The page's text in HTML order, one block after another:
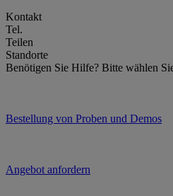
Kontakt
Tel.
Teilen
Standorte
Benötigen Sie Hilfe? Bitte wählen
Bestellung von Proben und Demos
Angebot anfordern